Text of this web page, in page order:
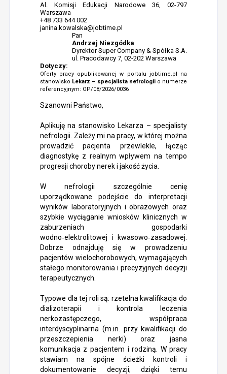
Al. Komisji Edukacji Narodowe 36, 02-797
Warszawa
+48 733 644 002
janina.kowalska@jobtime.pl
Pan
Andrzej Niezgódka
Dyrektor Super Company & Spółka S.A.
ul. Pracodawcy 7, 02-202 Warszawa
Dotyczy:
Oferty pracy opublikowanej w portalu jobtime.pl na
stanowisko Lekarz – specjalista nefrologii o numerze
referencyjnym: OP/08/2026/0036
Szanowni Państwo,
Aplikuję na stanowisko Lekarza – specjalisty
nefrologii. Zależy mi na pracy, w której można
prowadzić pacjenta przewlekle, łącząc
diagnostykę z realnym wpływem na tempo
progresji choroby nerek i jakość życia.
W nefrologii szczególnie cenię
uporządkowane podejście do interpretacji
wyników laboratoryjnych i obrazowych oraz
szybkie wyciąganie wniosków klinicznych w
zaburzeniach gospodarki
wodno‑elektrolitowej i kwasowo‑zasadowej.
Dobrze odnajduję się w prowadzeniu
pacjentów wielochorobowych, wymagających
stałego monitorowania i precyzyjnych decyzji
terapeutycznych.
Typowe dla tej roli są: rzetelna kwalifikacja do
dializoterapii i kontrola leczenia
nerkozastępczego, współpraca
interdyscyplinarna (m.in. przy kwalifikacji do
przeszczepienia nerki) oraz jasna
komunikacja z pacjentem i rodziną. W pracy
stawiam na spójne ścieżki kontroli i
dokumentowanie decyzji; dzięki temu